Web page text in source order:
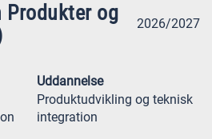
Produkter og
2026/2027
Uddannelse
Produktudvikling og teknisk
integration